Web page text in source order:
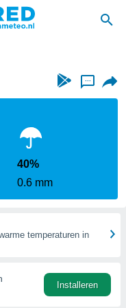
...
40%
0.6 mm
temperaturen in
Installeren